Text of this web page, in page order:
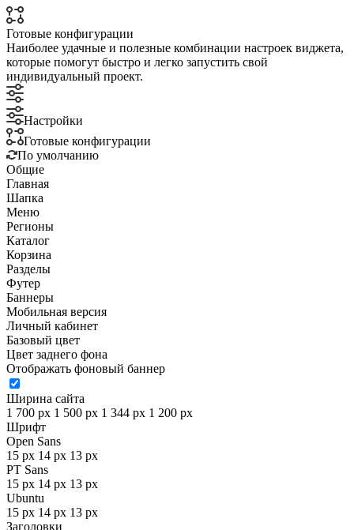
Готовые конфигурации
Наиболее удачные и полезные комбинации настроек виджета,
которые помогут быстро и легко запустить свой
индивидуальный проект.
Настройки
Готовые конфигурации
По умолчанию
Общие
Главная
Шапка
Меню
Регионы
Каталог
Корзина
Разделы
Футер
Баннеры
Мобильная версия
Личный кабинет
Базовый цвет
Цвет заднего фона
Отображать фоновый баннер
Ширина сайта
1 700 px 1 500 px 1 344 px 1 200 px
Шрифт
Open Sans
15 px 14 px 13 px
PT Sans
15 px 14 px 13 px
Ubuntu
15 px 14 px 13 px
Заголовки